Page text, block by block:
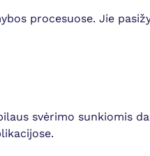
procesuose. Jie
svėrimo sunkiomis